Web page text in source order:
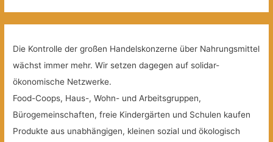
Die Kontrolle der großen Handelskonzerne über Nahrungsmittel
wächst immer mehr. Wir setzen dagegen auf solidar-
ökonomische Netzwerke.
Food-Coops, Haus-, Wohn- und Arbeitsgruppen,
Bürogemeinschaften, freie Kindergärten und Schulen kaufen
Produkte aus unabhängigen, kleinen sozial und ökologisch